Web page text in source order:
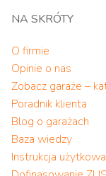
NA SKRÓTY
O firmie
Opinie o nas
Zobacz garaże –
Poradnik klienta
Blog o garażach
Baza wiedzy
Instrukcja